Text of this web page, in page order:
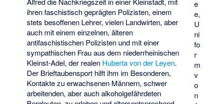
e
e,
U
ni
fo
r
m
v
o
n
ihren faschistisch geprägten Polizisten, einem
stets besoffenen Lehrer, vielen Landwirten, aber
auch mit einem einzelnen, älteren
antifaschistischen Polizisten und mit einer
sympathischen Frau aus dem niederrheinischen
Kleinst-Adel, der realen Huberta von der Leyen.
Der Brieftaubensport hilft ihm im Besonderen,
Kontakte zu erwachsenen Männern, schwer
arbeitenden, aber auch alkoholgefährdeten